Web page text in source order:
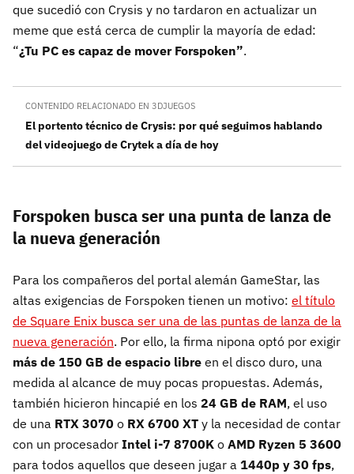
que sucedió con Crysis y no tardaron en actualizar un
meme que está cerca de cumplir la mayoría de edad:
“¿Tu PC es capaz de mover Forspoken”.
CONTENIDO RELACIONADO EN 3DJUEGOS
El portento técnico de Crysis: por qué seguimos hablando
del videojuego de Crytek a día de hoy
Forspoken busca ser una punta de lanza de
la nueva generación
Para los compañeros del portal alemán GameStar, las
altas exigencias de Forspoken tienen un motivo: el título
de Square Enix busca ser una de las puntas de lanza de la
nueva generación. Por ello, la firma nipona optó por exigir
más de 150 GB de espacio libre en el disco duro, una
medida al alcance de muy pocas propuestas. Además,
también hicieron hincapié en los 24 GB de RAM, el uso
de una RTX 3070 o RX 6700 XT y la necesidad de contar
con un procesador Intel i-7 8700K o AMD Ryzen 5 3600
para todos aquellos que deseen jugar a 1440p y 30 fps,